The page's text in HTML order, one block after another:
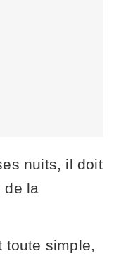
nuits, il doit
de la
toute simple,